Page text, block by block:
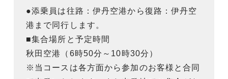
●添乗員は往路：伊丹空港から復路：伊丹空
港まで同行します。
■集合場所と予定時間
秋田空港（6時50分～10時30分）
※当コースは各方面から参加のお客様と合同